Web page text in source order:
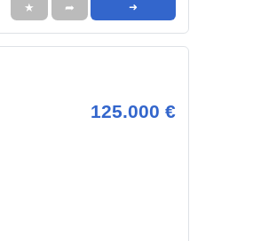
★ ➦ ➜
125.000 €